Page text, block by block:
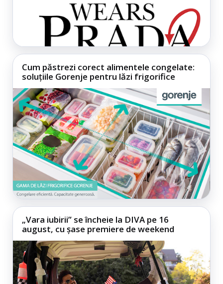
Cum păstrezi corect alimentele congelate:
soluțiile Gorenje pentru lăzi frigorifice
„Vara iubirii” se încheie la DIVA pe 16
august, cu șase premiere de weekend